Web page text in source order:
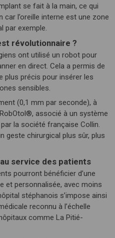
se fait à la main, ce qui
l’oreille interne est une zone
par exemple.
révolutionnaire ?
ont utilisé un robot pour
en direct. Cela a permis de
plus précis pour insérer les
sensibles.
(0,1 mm par seconde), à
associé à un système
la société française Collin.
geste chirurgical plus sûr, plus
service des patients
pourront bénéficier d’une
et personnalisée, avec moins
stéphanois s’impose ainsi
reconnu à l’échelle
comme La Pitié-